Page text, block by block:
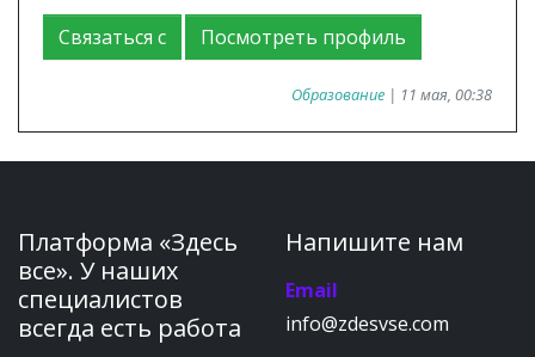
Связаться с Посмотреть профиль
Образование | 11 мая, 00:38
Платформа «Здесь
все». У наших
специалистов
всегда есть работа
Напишите нам
Email
info@zdesvse.com